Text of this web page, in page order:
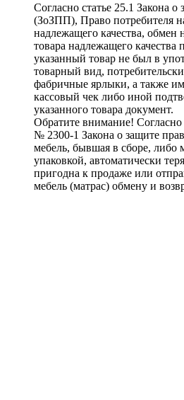
Согласно статье 25.1 Закона
(ЗоЗПП), Право потребителя
надлежащего качества, обмен
товара надлежащего качества
указанный товар не был в
товарный вид,
фабричные ярлыки, а также
кассовый чек либо иной
указанного товара документ.
Обратите внимание! Согласно
№ 2300-1 Закона о защите
мебель, бывшая в сборе, либо
упаковкой, автоматически
пригодна к продаже или
мебель (матрас) обмену и